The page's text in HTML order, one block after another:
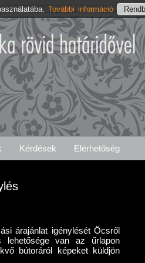
Öcsi Szolgáltatásaink Elérhetőségeink
Kérdések Elérhetőség
árajánlat igénylését Öcsről
lehetősége van az űrlapon
bútoráról képeket küldjön
További információ